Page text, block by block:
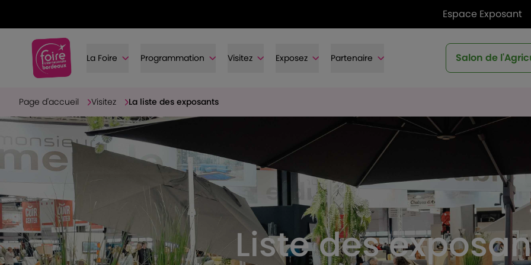
Espace Exposant
La Foire Programmation Visitez Exposez Partenaire Salon de
Page d'accueil Visitez La liste des exposants
Liste des